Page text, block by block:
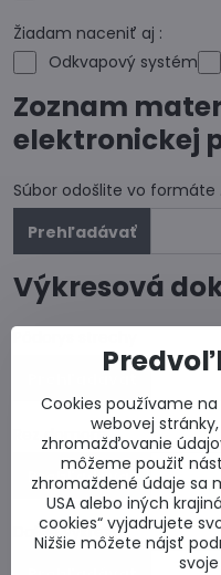
Žiadam naceniť aj :
Odkvapový systém
Zoznam
elektronickej
Súbor odošlite vo formáte
Výkresová
Rez domom
Dalšie výkresy
Cookies používame
webovej
zhromažďovanie
môžeme použiť
zhromaždené údaje sa
USA alebo iných
cookies“ vyjadrujete
Nižšie môžete nájsť